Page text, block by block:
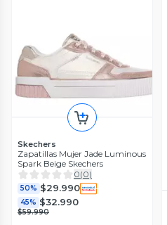
Skechers
Zapatillas Mujer Jade Luminous
Spark Beige Skechers
0(0)
50% $29.990
45% $32.990
$59.990